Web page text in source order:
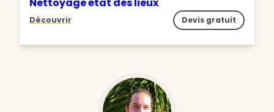
Nettoyage état des lieux
Découvrir Devis gratuit